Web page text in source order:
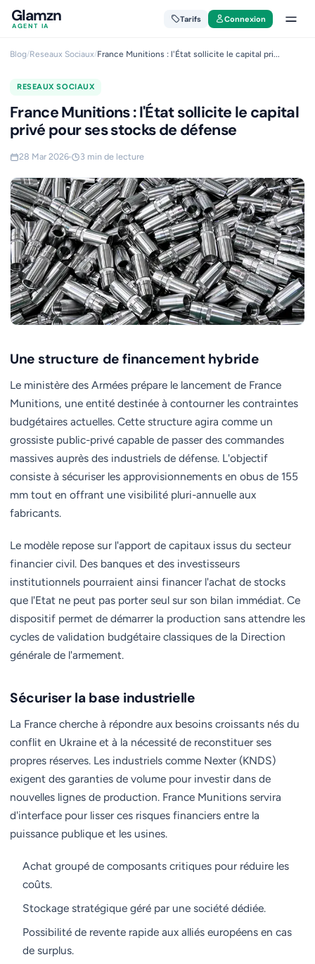
Glamzn
AGENT IA
Tarifs Connexion
Blog/Reseaux Sociaux/France Munitions : l'État sollicite le capital pri...
RESEAUX SOCIAUX
France Munitions : l'État sollicite le capital
privé pour ses stocks de défense
28 Mar 2026 3 min de lecture
Une structure de financement hybride
Le ministère des Armées prépare le lancement de France
Munitions, une entité destinée à contourner les contraintes
budgétaires actuelles. Cette structure agira comme un
grossiste public-privé capable de passer des commandes
massives auprès des industriels de défense. L'objectif
consiste à sécuriser les approvisionnements en obus de 155
mm tout en offrant une visibilité pluri-annuelle aux
fabricants.
Le modèle repose sur l'apport de capitaux issus du secteur
financier civil. Des banques et des investisseurs
institutionnels pourraient ainsi financer l'achat de stocks
que l'Etat ne peut pas porter seul sur son bilan immédiat. Ce
dispositif permet de démarrer la production sans attendre les
cycles de validation budgétaire classiques de la Direction
générale de l'armement.
Sécuriser la base industrielle
La France cherche à répondre aux besoins croissants nés du
conflit en Ukraine et à la nécessité de reconstituer ses
propres réserves. Les industriels comme Nexter (KNDS)
exigent des garanties de volume pour investir dans de
nouvelles lignes de production. France Munitions servira
d'interface pour lisser ces risques financiers entre la
puissance publique et les usines.
Achat groupé de composants critiques pour réduire les
coûts.
Stockage stratégique géré par une société dédiée.
Possibilité de revente rapide aux alliés européens en cas
de surplus.